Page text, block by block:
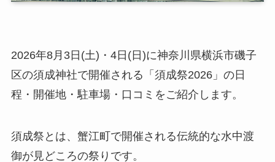
2026年8月3日(土)・4日(日)に神奈川県横浜市磯子
区の須成神社で開催される「須成祭2026」の日
程・開催地・駐車場・口コミをご紹介します。
須成祭とは、蟹江町で開催される伝統的な水中渡
御が見どころの祭りです。